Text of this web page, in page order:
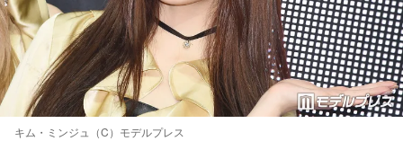
キム・ミンジュ（C）モデルプレス